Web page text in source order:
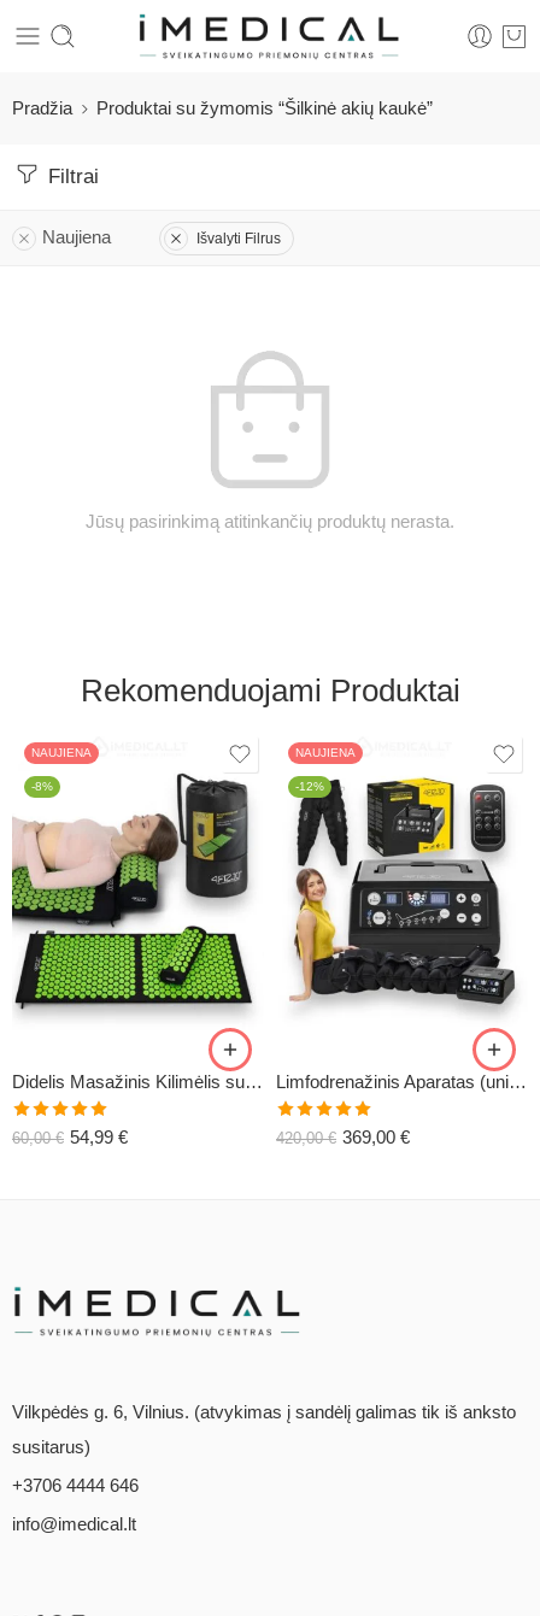
Pradžia Produktai su žymomis “Šilkinė akių kaukė”
Filtrai
Naujiena Išvalyti Filrus
Jūsų pasirinkimą atitinkančių produktų nerasta.
Rekomenduojami Produktai
NAUJIENA
-8%
Didelis Masažinis Kilimėlis su Pagalve XL-CLASSIC1
Įvertinimas:
5.00
60,00€ 54,99 €
NAUJIENA
-12%
Limfodrenažinis Aparatas (universalus) C6
Įvertinimas:
5.00
420,00€ 369,00 €
Vilkpėdės g. 6, Vilnius. (atvykimas į sandėlį galimas tik iš anksto
susitarus)
+3706 4444 646
info@imedical.lt